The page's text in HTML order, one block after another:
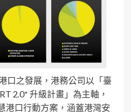
口之發展，港務公司以「臺
2.0⁺ 升級計畫」為主軸，
港口行動方案，涵蓋港灣安